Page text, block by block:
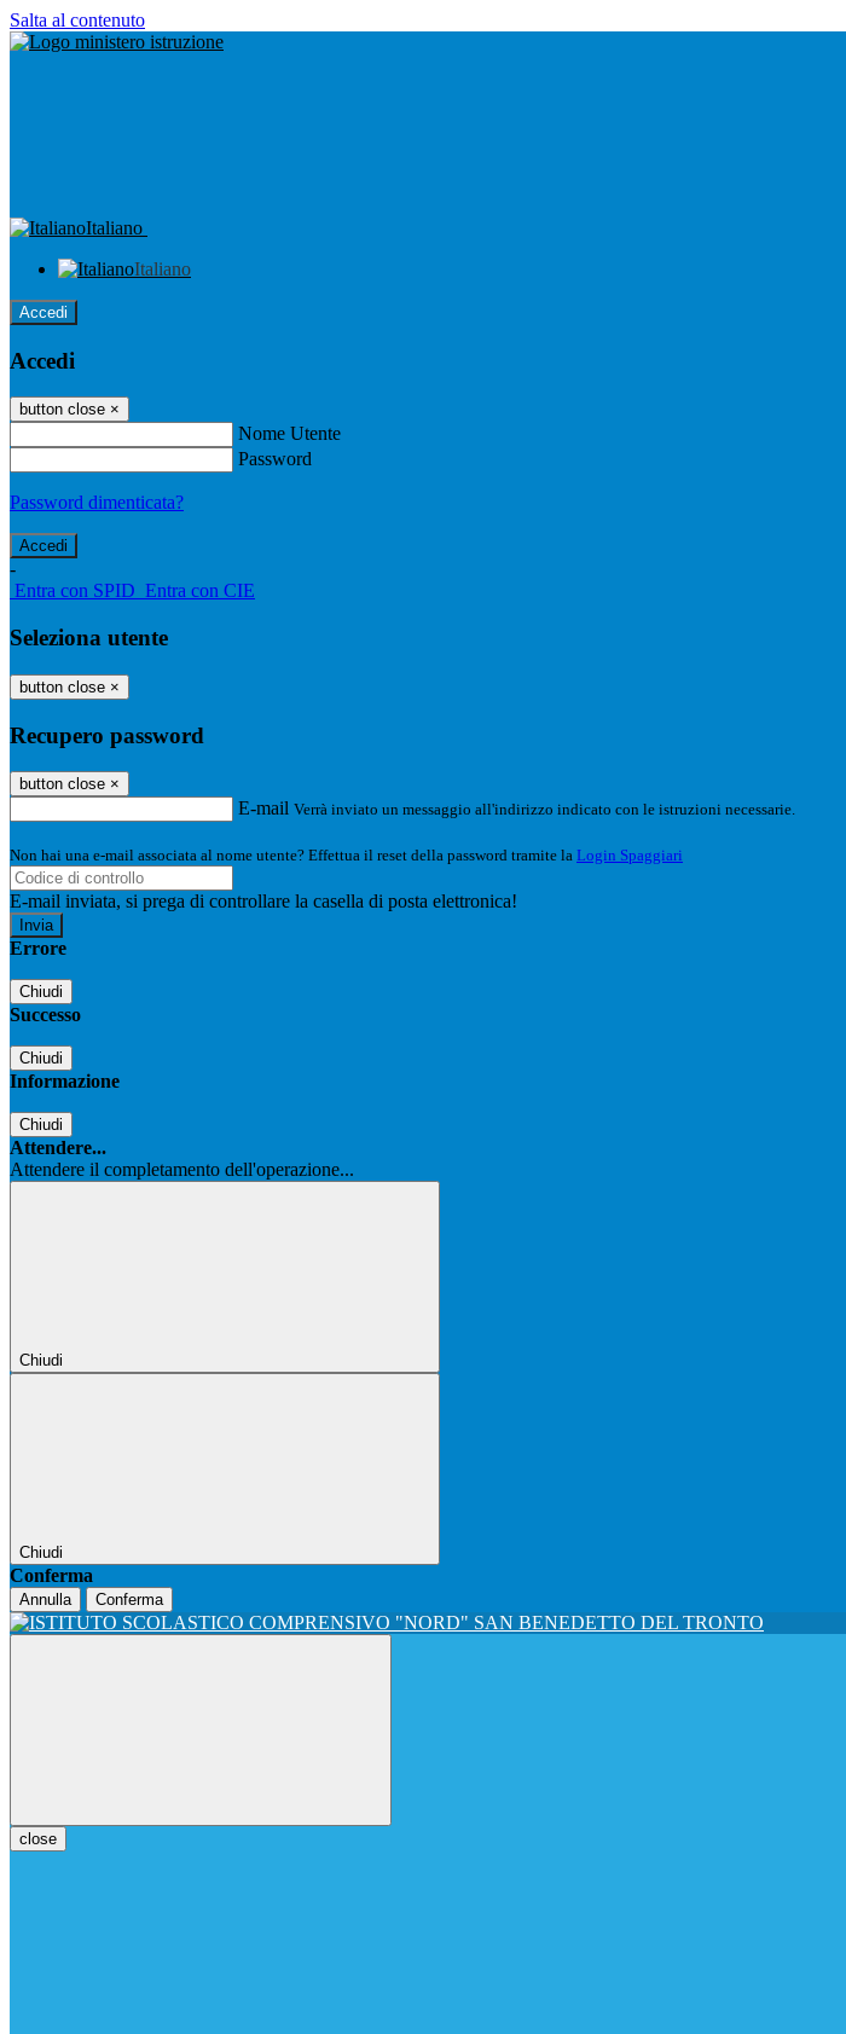
Salta al contenuto
Italiano
Italiano
Accedi
Accedi
button close ×
Nome Utente
Password
Password dimenticata?
-
Entra con SPID Entra con CIE
Seleziona utente
button close ×
Recupero password
button close ×
E-mail Verrà inviato un messaggio all'indirizzo indicato con le istruzioni necessarie.
Non hai una e-mail associata al nome utente? Effettua il reset della password tramite la Login Spaggiari
E-mail inviata, si prega di controllare la casella di posta elettronica!
Errore
Chiudi
Successo
Chiudi
Informazione
Chiudi
Attendere...
Attendere il completamento dell'operazione...
Chiudi
Chiudi
Conferma
Annulla Conferma
close